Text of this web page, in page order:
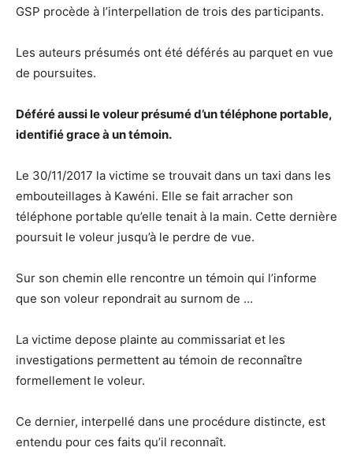
GSP procède à l’interpellation de trois des participants.
Les auteurs présumés ont été déférés au parquet en vue
de poursuites.
Déféré aussi le voleur présumé d’un téléphone portable,
identifié grace à un témoin.
Le 30/11/2017 la victime se trouvait dans un taxi dans les
embouteillages à Kawéni. Elle se fait arracher son
téléphone portable qu’elle tenait à la main. Cette dernière
poursuit le voleur jusqu’à le perdre de vue.
Sur son chemin elle rencontre un témoin qui l’informe
que son voleur repondrait au surnom de …
La victime depose plainte au commissariat et les
investigations permettent au témoin de reconnaître
formellement le voleur.
Ce dernier, interpellé dans une procédure distincte, est
entendu pour ces faits qu’il reconnaît.